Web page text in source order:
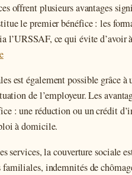
offrent plusieurs avantages
le premier bénéfice : les
l’URSSAF, ce qui évite d’avoir
est également possible grâce à
de l’employeur. Les
: une réduction ou un crédit
à domicile.
services, la couverture sociale
indemnités de